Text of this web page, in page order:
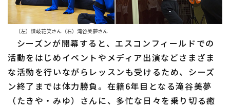
（左）讃岐花笑さん（右）滝谷美夢さん
シーズンが開幕すると、エスコンフィールドでの
活動をはじめイベントやメディア出演などさまざま
な活動を行いながらレッスンも受けるため、シーズ
ン終了までは体力勝負。在籍6年目となる滝谷美夢
（たきや・みゆ）さんに、多忙な日々を乗り切る癒